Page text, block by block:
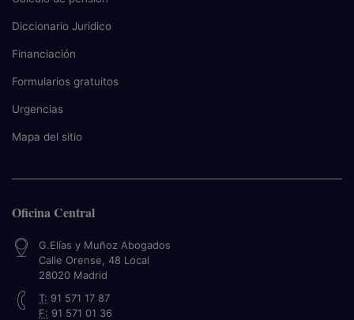
Diccionario Juridico
Financiación
Formularios gratuitos
Urgencias
Mapa del sitio
Oficina Central
G.Elías y Muñoz Abogados
Calle Orense, 48 Local
28020 Madrid
T: 91 571 17 87
F: 91 571 01 36